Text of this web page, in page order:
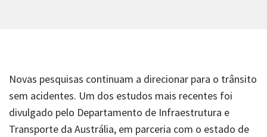
Novas pesquisas continuam a direcionar para o trânsito
sem acidentes. Um dos estudos mais recentes foi
divulgado pelo Departamento de Infraestrutura e
Transporte da Austrália, em parceria com o estado de